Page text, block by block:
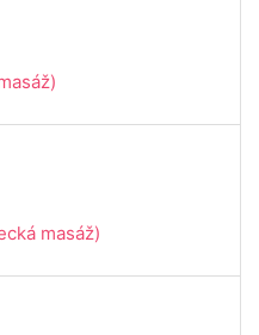
masáž)